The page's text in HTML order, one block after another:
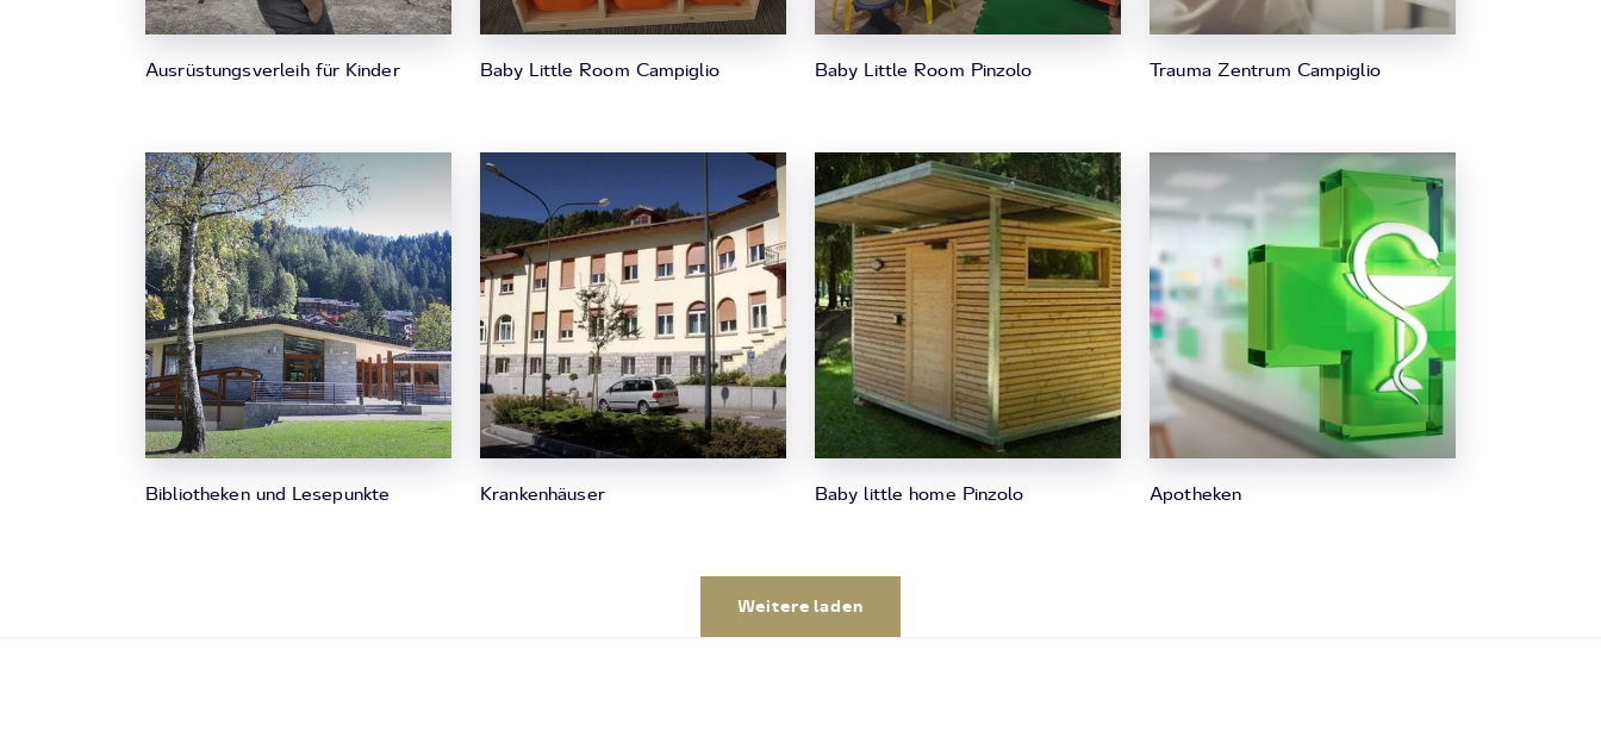
Ausrüstungsverleih für Kinder Baby Little Room Campiglio Baby Little Room Pinzolo Trauma Zentrum Campiglio
Bibliotheken und Lesepunkte Krankenhäuser Baby little home Pinzolo Apotheken
Weitere laden